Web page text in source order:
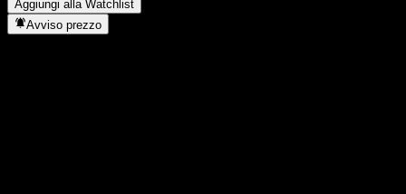
Aggiungi alla Watchlist
Avviso prezzo